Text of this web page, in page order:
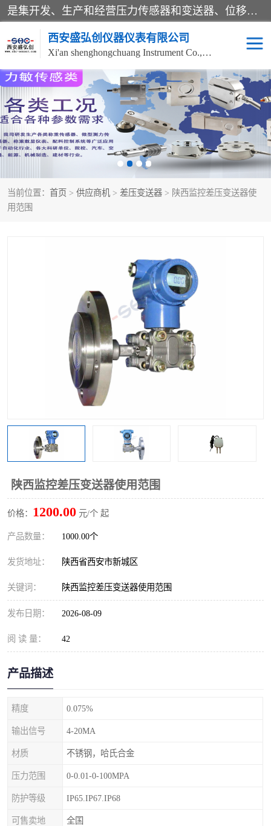
是集开发、生产和经营压力传感器和变送器、位移传感器和变送器、流量传感器和变送器、称重传感器和变送器、测力传感器和变送器、温湿度传感器和变送器、扭矩传感器、智能数显控制仪表等产品的化高新技术企业。
西安盛弘创仪器仪表有限公司
Xi'an shenghongchuang Instrument Co., Ltd
当前位置： 首页 > 供应商机 > 差压变送器 > 陕西监控差压变送器使
用范围
陕西监控差压变送器使用范围
价格： 1200.00 元/个 起
产品数量： 1000.00个
发货地址： 陕西省西安市新城区
关键词： 陕西监控差压变送器使用范围
发布日期： 2026-08-09
阅 读 量： 42
产品描述
精度 0.075%
输出信号 4-20MA
材质 不锈钢，哈氏合金
压力范围 0-0.01-0-100MPA
防护等级 IP65.IP67.IP68
可售卖地 全国
称重传感器 超声波流量计
压力变送器 通用型压力变送器
流量计
位移传感器 差压变送器